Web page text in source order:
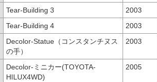
Tear-Building 3 2003
Tear-Building 4 2003
Decolor-Statue （コンスタンチヌス
の手）
2003
Decolor- ミニカー(TOYOTA-
HILUX4WD)
2005